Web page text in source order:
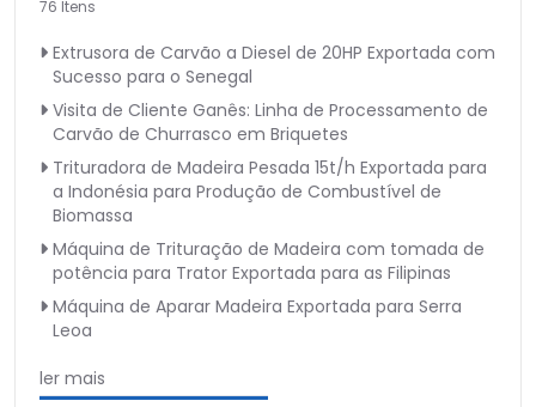
76 Itens
Extrusora de Carvão a Diesel de 20HP Exportada com
Sucesso para o Senegal
Visita de Cliente Ganês: Linha de Processamento de
Carvão de Churrasco em Briquetes
Trituradora de Madeira Pesada 15t/h Exportada para
a Indonésia para Produção de Combustível de
Biomassa
Máquina de Trituração de Madeira com tomada de
potência para Trator Exportada para as Filipinas
Máquina de Aparar Madeira Exportada para Serra
Leoa
ler mais